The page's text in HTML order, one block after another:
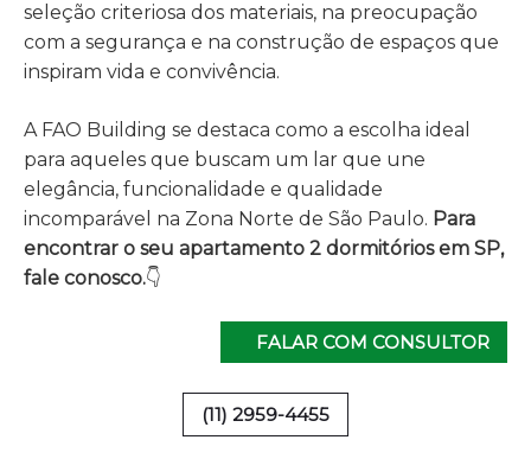
seleção criteriosa dos materiais, na preocupação
com a segurança e na construção de espaços que
inspiram vida e convivência.
A FAO Building se destaca como a escolha ideal
para aqueles que buscam um lar que une
elegância, funcionalidade e qualidade
incomparável na Zona Norte de São Paulo. Para
encontrar o seu apartamento 2 dormitórios em SP,
fale conosco.👇
FALAR COM CONSULTOR
(11) 2959-4455